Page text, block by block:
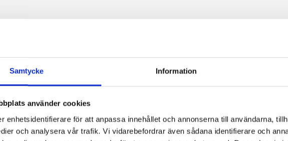
Samtycke Information
använder cookies
enhetsidentifierare för att anpassa innehållet och annonserna till användarna,
och analysera vår trafik. Vi vidarebefordrar även sådana identifierare och